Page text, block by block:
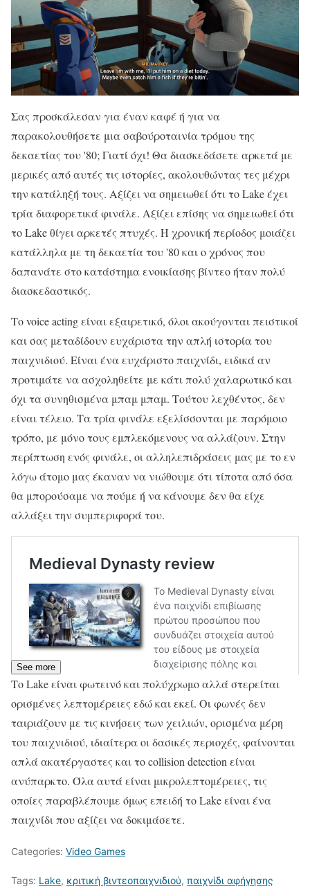
Σας προσκάλεσαν για έναν καφέ ή για να
παρακολουθήσετε μια σαβούροταινία τρόμου της
δεκαετίας του '80; Γιατί όχι! Θα διασκεδάσετε αρκετά με
μερικές από αυτές τις ιστορίες, ακολουθώντας τες μέχρι
την κατάληξή τους. Αξίζει να σημειωθεί ότι το Lake έχει
τρία διαφορετικά φινάλε. Αξίζει επίσης να σημειωθεί ότι
το Lake θίγει αρκετές πτυχές. Η χρονική περίοδος μοιάζει
κατάλληλα με τη δεκαετία του '80 και ο χρόνος που
δαπανάτε στο κατάστημα ενοικίασης βίντεο ήταν πολύ
διασκεδαστικός.
Το voice acting είναι εξαιρετικό, όλοι ακούγονται πειστικοί
και σας μεταδίδουν ευχάριστα την απλή ιστορία του
παιχνιδιού. Είναι ένα ευχάριστο παιχνίδι, ειδικά αν
προτιμάτε να ασχοληθείτε με κάτι πολύ χαλαρωτικό και
όχι τα συνηθισμένα μπαμ μπαμ. Τούτου λεχθέντος, δεν
είναι τέλειο. Τα τρία φινάλε εξελίσσονται με παρόμοιο
τρόπο, με μόνο τους εμπλεκόμενους να αλλάζουν. Στην
περίπτωση ενός φινάλε, οι αλληλεπιδράσεις μας με το εν
λόγω άτομο μας έκαναν να νιώθουμε ότι τίποτα από όσα
θα μπορούσαμε να πούμε ή να κάνουμε δεν θα είχε
αλλάξει την συμπεριφορά του.
See more
Το Lake είναι φωτεινό και πολύχρωμο αλλά στερείται
ορισμένες λεπτομέρειες εδώ και εκεί. Οι φωνές δεν
ταιριάζουν με τις κινήσεις των χειλιών, ορισμένα μέρη
του παιχνιδιού, ιδιαίτερα οι δασικές περιοχές, φαίνονται
απλά ακατέργαστες και το collision detection είναι
ανύπαρκτο. Όλα αυτά είναι μικρολεπτομέρειες, τις
οποίες παραβλέπουμε όμως επειδή το Lake είναι ένα
παιχνίδι που αξίζει να δοκιμάσετε.
Categories: Video Games
Tags: Lake, κριτική βιντεοπαιχνιδιού, παιχνίδι αφήγησης